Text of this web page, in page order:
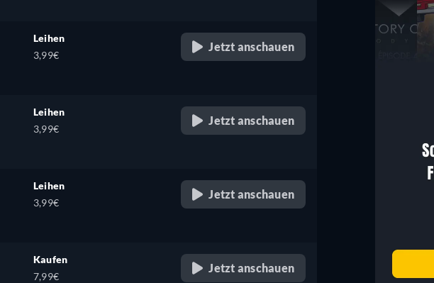
Leihen
3,99€
Jetzt anschauen
Leihen
3,99€
Jetzt anschauen
Leihen
3,99€
Jetzt anschauen
Kaufen
7,99€
Jetzt anschauen